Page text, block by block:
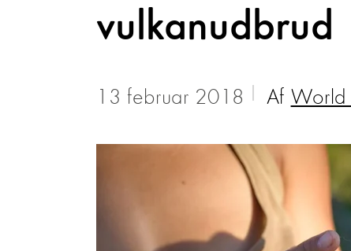
vulkanudbrud
13 februar 2018 Af World